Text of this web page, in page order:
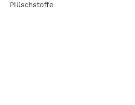
Plüschstoffe